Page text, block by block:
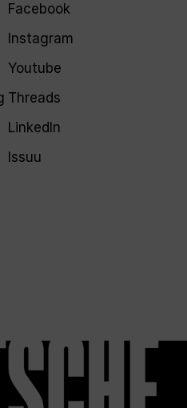
Facebook
Instagram
Youtube
Threads
LinkedIn
Issuu